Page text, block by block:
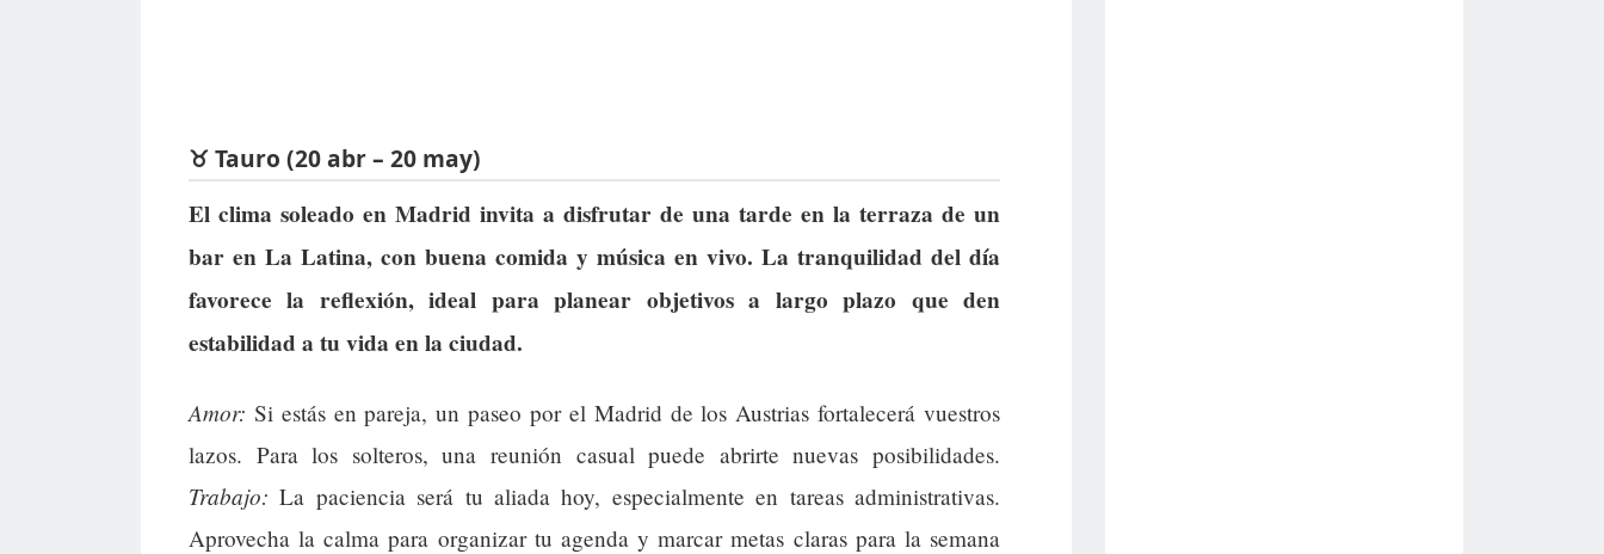
♉ Tauro (20 abr – 20 may)
El clima soleado en Madrid invita a disfrutar de una tarde en la terraza de un
bar en La Latina, con buena comida y música en vivo. La tranquilidad del día
favorece la reflexión, ideal para planear objetivos a largo plazo que den
estabilidad a tu vida en la ciudad.
Amor: Si estás en pareja, un paseo por el Madrid de los Austrias fortalecerá vuestros
lazos. Para los solteros, una reunión casual puede abrirte nuevas posibilidades.
Trabajo: La paciencia será tu aliada hoy, especialmente en tareas administrativas.
Aprovecha la calma para organizar tu agenda y marcar metas claras para la semana